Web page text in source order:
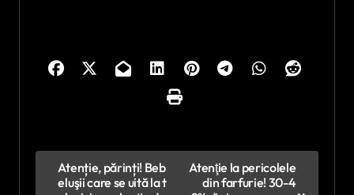
Atenție, părinți! Beb
eluşii care se uită la t
Atenţie la pericolele
din farfurie! 30-4